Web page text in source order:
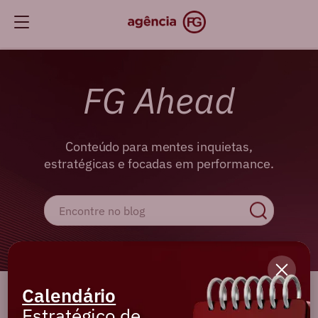
FG Ahead
Conteúdo para mentes inquietas,
estratégicas e focadas em performance.
Cadastre-se e receba os melhores
Calendário